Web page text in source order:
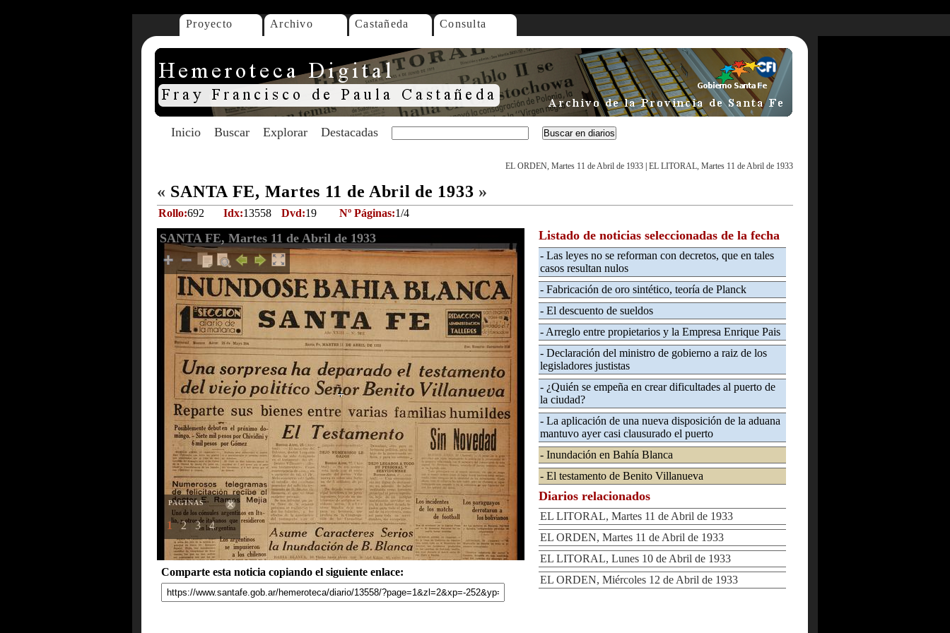
Proyecto Archivo Castañeda Consulta
Inicio Buscar Explorar Destacadas
EL ORDEN, Martes 11 de Abril de 1933 EL LITORAL, Martes 11 de Abril de 1933
« SANTA FE, Martes 11 de Abril de 1933 »
Rollo:692 Idx:13558 Dvd:19 Nº Páginas:1/4
SANTA FE, Martes 11 de Abril de 1933
PAGINAS
1 2 3 4
Comparte esta noticia copiando el siguiente enlace:
Listado de noticias seleccionadas de la fecha
- Las leyes no se reforman con decretos, que en tales
casos resultan nulos
- Fabricación de oro sintético, teoría de Planck
- El descuento de sueldos
- Arreglo entre propietarios y la Empresa Enrique Pais
- Declaración del ministro de gobierno a raiz de los
legisladores justistas
- ¿Quién se empeña en crear dificultades al puerto de
la ciudad?
- La aplicación de una nueva disposición de la aduana
mantuvo ayer casi clausurado el puerto
- Inundación en Bahía Blanca
- El testamento de Benito Villanueva
Diarios relacionados
EL LITORAL, Martes 11 de Abril de 1933
EL ORDEN, Martes 11 de Abril de 1933
EL LITORAL, Lunes 10 de Abril de 1933
EL ORDEN, Miércoles 12 de Abril de 1933